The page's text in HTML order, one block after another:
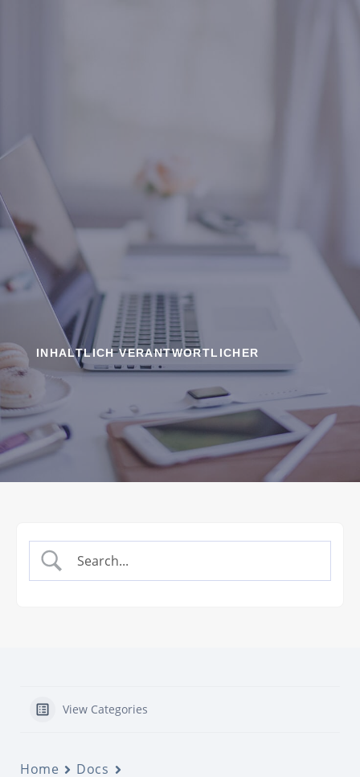
INHALTLICH VERANTWORTLICHER
View Categories
Home
Docs